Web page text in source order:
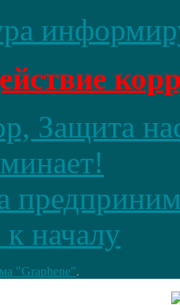
Защита
началу
"Graphene".